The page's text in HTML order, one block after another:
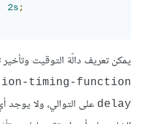
2s;
يمكن تعريف دالّة التوقيت
timing-function
delay على التوالي، ولا يوجد